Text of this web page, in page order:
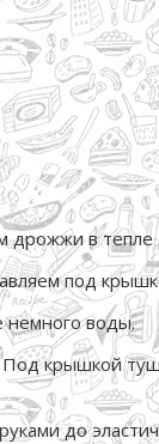
дрожжи в
под
немного воды.
крышкой
до